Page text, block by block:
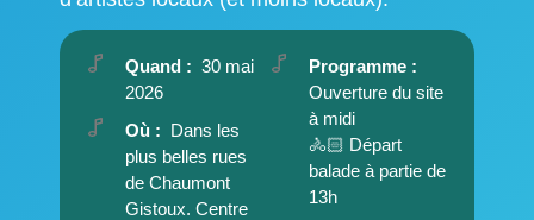
Quand : 30 mai
2026
Où : Dans les
plus belles rues
de Chaumont
Gistoux. Centre
Programme :
Ouverture du site
à midi
🚴🏻 Départ
balade à partie de
13h